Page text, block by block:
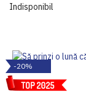
Indisponibil
-20%